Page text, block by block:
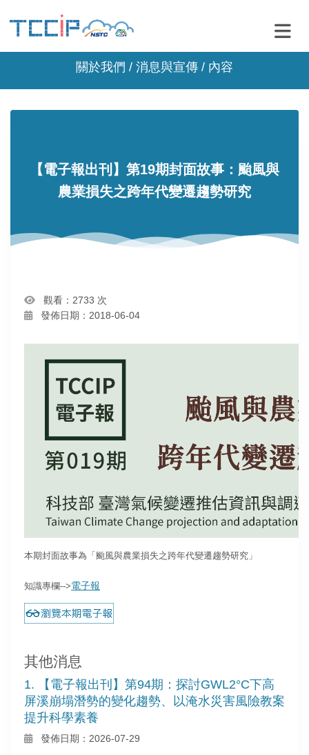
關於我們 / 消息與宣傳 / 內容
【電子報出刊】第19期封面故事：颱風與
農業損失之跨年代變遷趨勢研究
觀看：2733 次
發佈日期：2018-06-04
本期封面故事為「颱風與農業損失之跨年代變遷趨勢研究」
知識專欄-->電子報
其他消息
1. 【電子報出刊】第94期：探討GWL2°C下高
屏溪崩塌潛勢的變化趨勢、以淹水災害風險教案
提升科學素養
發佈日期：2026-07-29